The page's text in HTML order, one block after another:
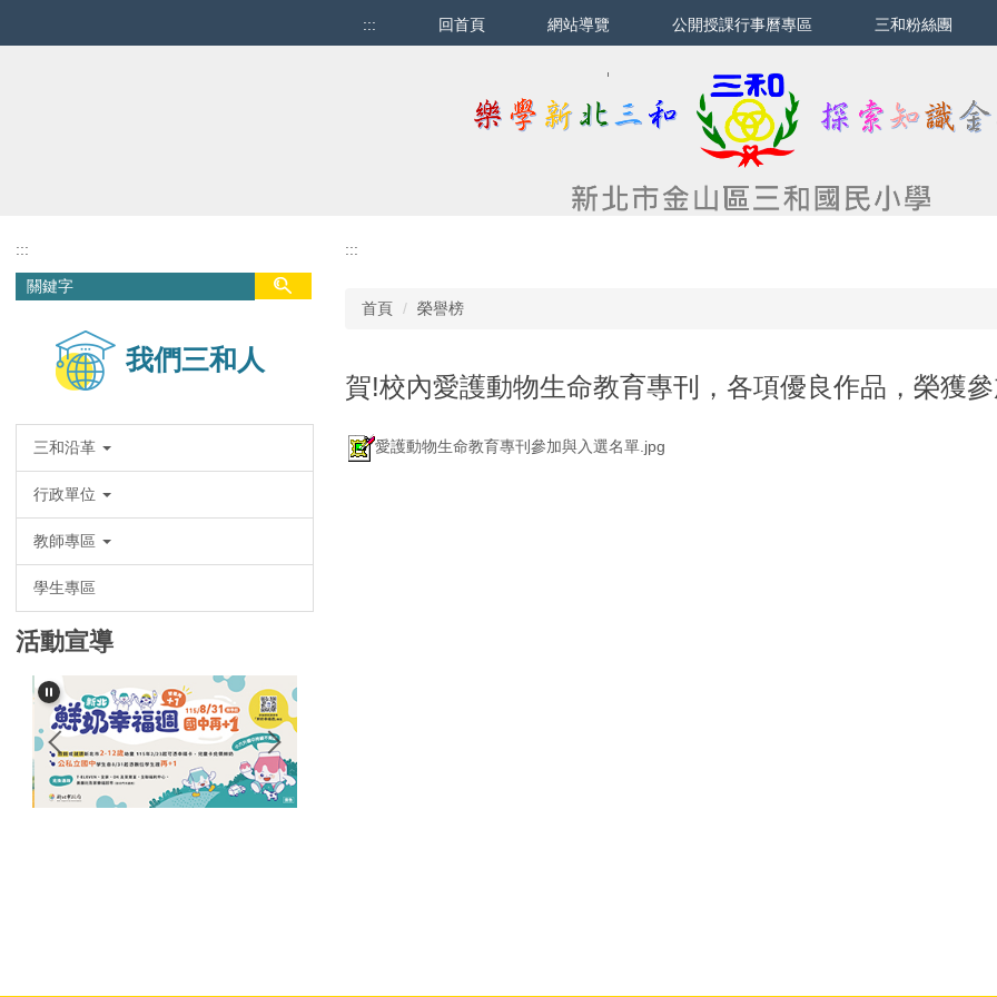
::: 回首頁 網站導覽 公開授課行事曆專區 三和粉絲團
:::
我們三和人
三和沿革
行政單位
教師專區
學生專區
活動宣導
:::
首頁 榮譽榜
賀!校內愛護動物生命教育專刊，各項優良作品，榮獲參
愛護動物生命教育專刊參加與入選名單.jpg